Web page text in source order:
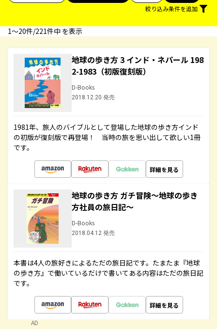
絞り込み条件を追加
1〜20件/221件中 を表示
地球の歩き方 3 インド・ネパール 198
2-1983（初版復刻版）
D-Books
2018.12.20 発売
1981年、旅人のバイブルとして登場した地球の歩き方インド
の初版が復刻版で再登場！ 当時の旅を思い出して欲しい1冊
です。
詳細を見る
地球の歩き方 ガチ冒険～地球の歩き
方社員の旅日記～
D-Books
2018.04.12 発売
本書は4人の旅好きによるただの旅日記です。たまたま『地球
の歩き方』で働いているだけで書いてある内容はただの旅日記
です。
詳細を見る
AD